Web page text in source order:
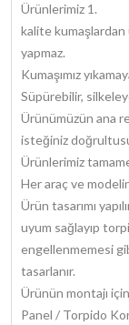
Ürünlerimiz 1.
kalite
yapmaz.
Kumaşımız
Süpürebilir,
Ürünümüzün ana
isteğiniz
Ürünlerimiz
Her araç ve
Ürün tasarımı
uyum sağlayıp
engellenmemesi
tasarlanır.
Ürünün montajı
Panel / Torpido